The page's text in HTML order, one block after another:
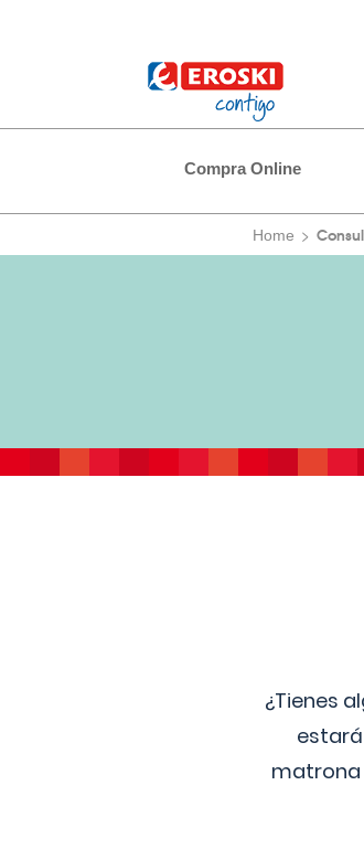
Compra Online
Home
¿Tienes
matrona